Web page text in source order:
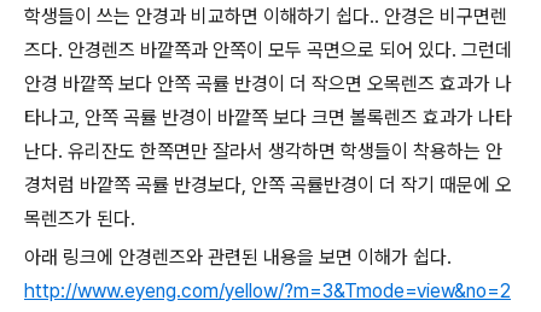
학생들이 쓰는 안경과 비교하면 이해하기 쉽다.. 안경은 비구면렌
즈다. 안경렌즈 바깥쪽과 안쪽이 모두 곡면으로 되어 있다. 그런데
안경 바깥쪽 보다 안쪽 곡률 반경이 더 작으면 오목렌즈 효과가 나
타나고, 안쪽 곡률 반경이 바깥쪽 보다 크면 볼록렌즈 효과가 나타
난다. 유리잔도 한쪽면만 잘라서 생각하면 학생들이 착용하는 안
경처럼 바깥쪽 곡률 반경보다, 안쪽 곡률반경이 더 작기 때문에 오
목렌즈가 된다.
아래 링크에 안경렌즈와 관련된 내용을 보면 이해가 쉽다.
http://www.eyeng.com/yellow/?m=3&Tmode=view&no=2